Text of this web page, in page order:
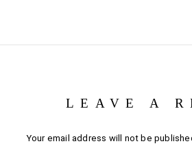
LEAVE A
Your email address will not be